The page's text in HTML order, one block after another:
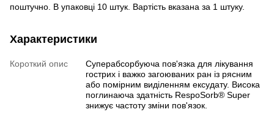
поштучно. В упаковці 10 штук. Вартість вказана за 1 штуку.
Характеристики
Короткий опис
Суперабсорбуюча пов'язка для лікування
гострих і важко загоюваних ран із рясним
або помірним виділенням ексудату. Висока
поглинаюча здатність RespoSorb® Super
знижує частоту зміни пов'язок.